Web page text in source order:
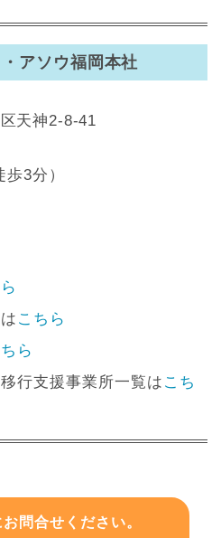
アソウ福岡本社
天神2-8-41
3分）
こちら
ら
行支援事業所一覧は こち
問合せください。